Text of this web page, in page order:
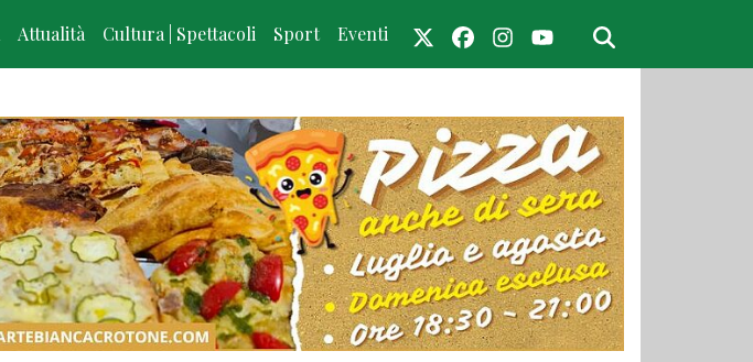
Attualità Cultura | Spettacoli Sport Eventi